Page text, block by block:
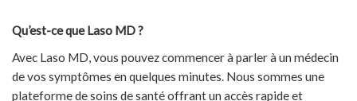
Qu’est-ce que Laso MD ?
Avec Laso MD, vous pouvez commencer à parler à un médecin
de vos symptômes en quelques minutes. Nous sommes une
plateforme de soins de santé offrant un accès rapide et